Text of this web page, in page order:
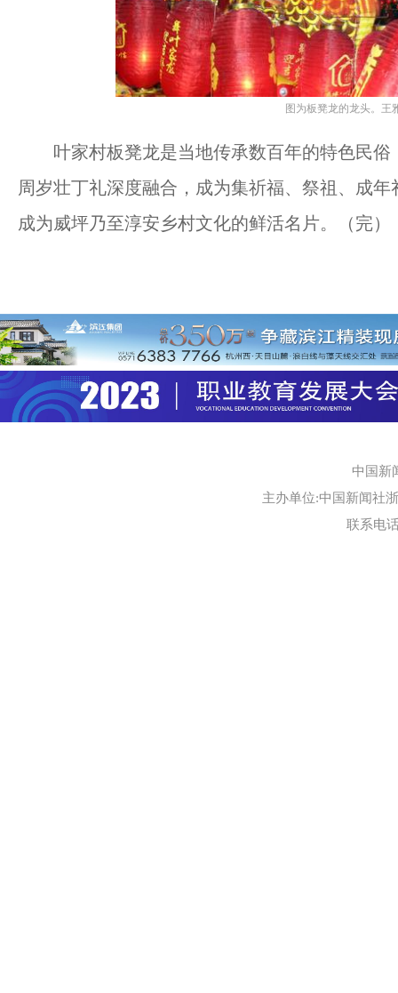
图为板凳龙的龙头。王
叶家村板凳龙是当地传承数百年的特色民俗
周岁壮丁礼深度融合，成为集祈福、祭祖、成
成为威坪乃至淳安乡村文化的鲜活名片。（完）
中国新
主办单位:中国新闻社
联系电